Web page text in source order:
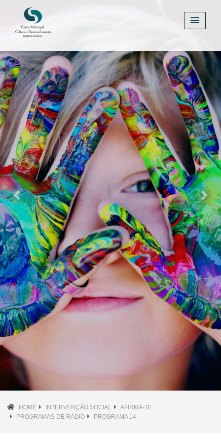
Previous Next
HOME INTERVENÇÃO SOCIAL
AFIRMA-TE
PROGRAMAS DE RÁDIO
PROGRAMA 14